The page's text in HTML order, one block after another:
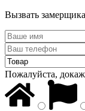
Вызвать замерщика
Пожалуйста,